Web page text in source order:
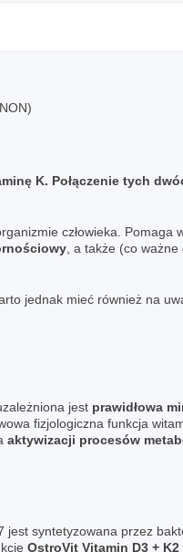
K. Połączenie tych
człowieka. Pomaga
, a także (co
jednak mieć również na
jest prawidłowa
fizjologiczna funkcja
aktywizacji procesów
jest syntetyzowana przez
OstroVit Vitamin D3 + K2